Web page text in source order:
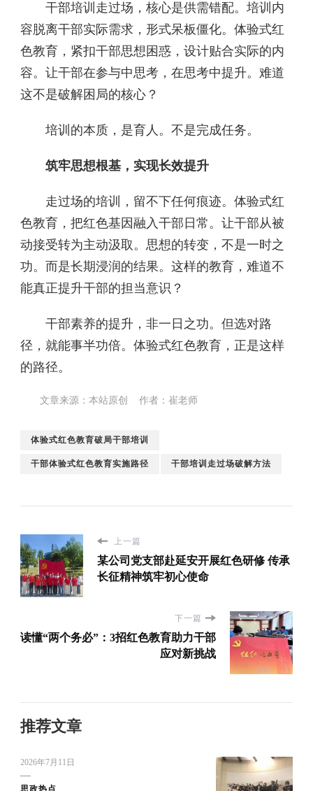
干部培训走过场，核心是供需错配。培训内
容脱离干部实际需求，形式呆板僵化。体验式红
色教育，紧扣干部思想困惑，设计贴合实际的内
容。让干部在参与中思考，在思考中提升。难道
这不是破解困局的核心？
培训的本质，是育人。不是完成任务。
筑牢思想根基，实现长效提升
走过场的培训，留不下任何痕迹。体验式红
色教育，把红色基因融入干部日常。让干部从被
动接受转为主动汲取。思想的转变，不是一时之
功。而是长期浸润的结果。这样的教育，难道不
能真正提升干部的担当意识？
干部素养的提升，非一日之功。但选对路
径，就能事半功倍。体验式红色教育，正是这样
的路径。
文章来源：本站原创 作者：崔老师
体验式红色教育破局干部培训
干部体验式红色教育实施路径 干部培训走过场破解方法
上一篇
某公司党支部赴延安开展红色研修 传承
长征精神筑牢初心使命
下一篇
读懂“两个务必”：3招红色教育助力干部
应对新挑战
推荐文章
2026年7月11日
思政热点